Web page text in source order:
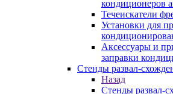
кондиционеров
Течеискатели
Установки для
Аксессуары и
заправки
Стенды развал-
Назад
Стенды развал-